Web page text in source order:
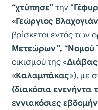
“χτύπησε”την “
«Γεώργιος
βρίσκεται εντός των
Μετεώρων”, “Νομού
οικισμού της «Διάβας
«Καλαμπάκας»), με
(διακόσια ενενήντα
εννιακόσιες